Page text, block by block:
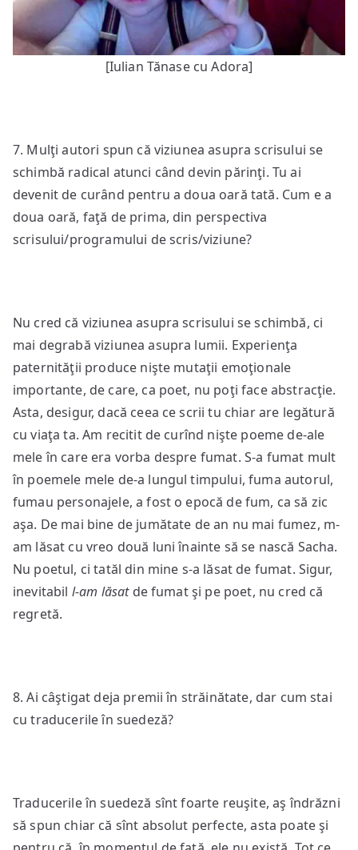
[Iulian Tănase cu Adora]
7. Mulţi autori spun că viziunea asupra scrisului se
schimbă radical atunci când devin părinţi. Tu ai
devenit de curând pentru a doua oară tată. Cum e a
doua oară, faţă de prima, din perspectiva
scrisului/programului de scris/viziune?
Nu cred că viziunea asupra scrisului se schimbă, ci
mai degrabă viziunea asupra lumii. Experienţa
paternităţii produce nişte mutaţii emoţionale
importante, de care, ca poet, nu poţi face abstracţie.
Asta, desigur, dacă ceea ce scrii tu chiar are legătură
cu viaţa ta. Am recitit de curînd nişte poeme de-ale
mele în care era vorba despre fumat. S-a fumat mult
în poemele mele de-a lungul timpului, fuma autorul,
fumau personajele, a fost o epocă de fum, ca să zic
aşa. De mai bine de jumătate de an nu mai fumez, m-
am lăsat cu vreo două luni înainte să se nască Sacha.
Nu poetul, ci tatăl din mine s-a lăsat de fumat. Sigur,
inevitabil l-am lăsatde fumat şi pe poet, nu cred că
regretă.
8. Ai câştigat deja premii în străinătate, dar cum stai
cu traducerile în suedeză?
Traducerile în suedeză sînt foarte reuşite, aş îndrăzni
să spun chiar că sînt absolut perfecte, asta poate şi